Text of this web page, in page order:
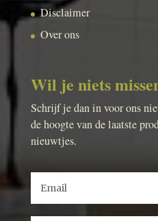
Disclaimer
Over ons
Wil je niets
Schrijf je dan in voor ons
de hoogte van de laatste
nieuwtjes.